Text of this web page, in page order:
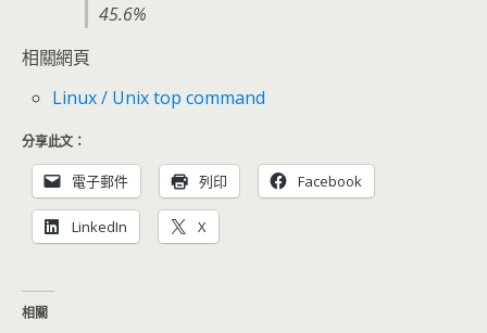
45.6%
相關網頁
Linux / Unix top command
分享此文：
電子郵件 列印 Facebook
LinkedIn X
相關